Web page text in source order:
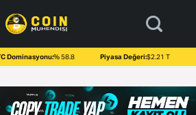
Dominasyonu:% 58.8 Piyasa Değeri:$2.21 T